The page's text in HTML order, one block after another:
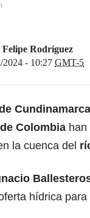
Felipe Rodríguez
2024 - 10:27 GMT-5
Colombia
la cuenca del
hídrica